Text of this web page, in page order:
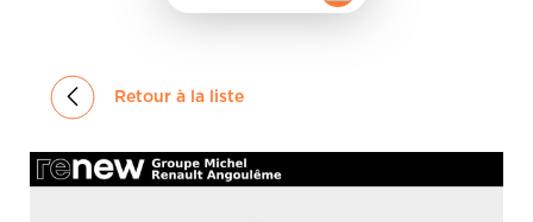
MICROCAR
SERVICES
MICHEL
ACADÉMIE
Retour à la liste